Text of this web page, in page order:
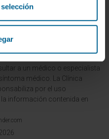
como objetivo principal
fuente única para tomar
Esta información es
a un médico o especialista
médico. La Clínica
por el uso
información contenida en